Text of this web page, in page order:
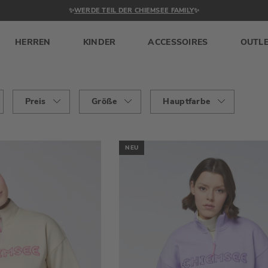
✨WERDE TEIL DER CHIEMSEE FAMILY✨
HERREN KINDER ACCESSOIRES
Preis Größe Hauptfarbe
NEU